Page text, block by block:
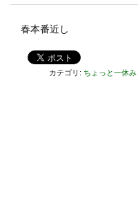
春本番近し
カテゴリ: ちょっと一休み